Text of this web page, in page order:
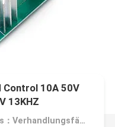
Control 10A 50V
13KHZ
Preis：Verhandlungsfähig